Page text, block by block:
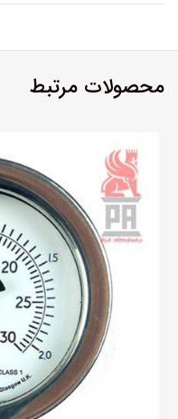
محصولات مرتبط